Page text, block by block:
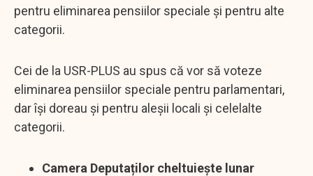
pentru eliminarea pensiilor speciale și pentru alte
categorii.
Cei de la USR-PLUS au spus că vor să voteze
eliminarea pensiilor speciale pentru parlamentari,
dar își doreau și pentru aleșii locali și celelalte
categorii.
Camera Deputaților cheltuiește lunar